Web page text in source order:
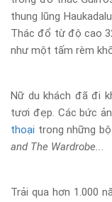
thung lũng
Thác đổ từ độ cao
như một tấm rèm
Nữ du khách đã đi
tươi đẹp. Các bức
thoại trong những
and The Wardrobe...
Trải qua hơn 1.000